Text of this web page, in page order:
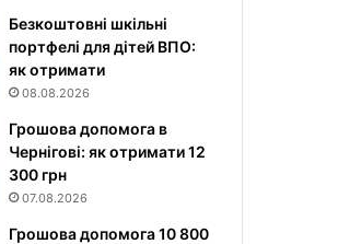
Безкоштовні шкільні
портфелі для дітей ВПО:
як отримати
08.08.2026
Грошова допомога в
Чернігові: як отримати 12
300 грн
07.08.2026
Грошова допомога 10 800